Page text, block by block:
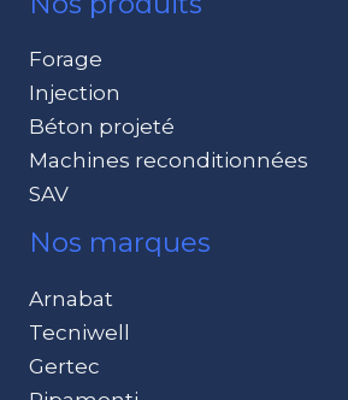
Forage
Injection
Béton projeté
Machines reconditionnées
SAV
Nos marques
Arnabat
Tecniwell
Gertec